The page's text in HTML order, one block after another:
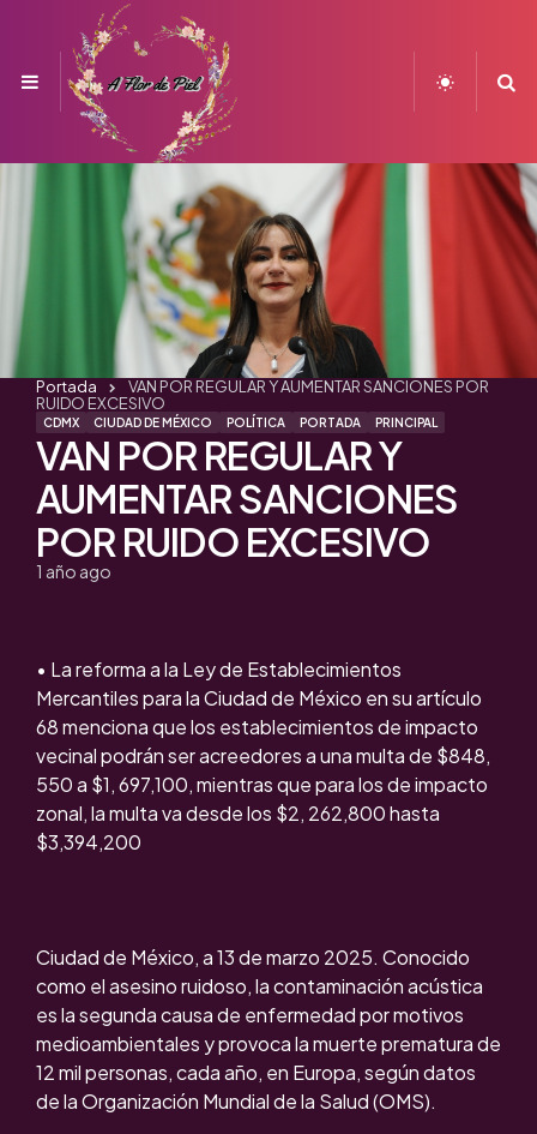
Menu
CDMX CIUDAD DE MÉXICO POLÍTICA PORTADA PRINCIPAL
VAN POR REGULAR Y
AUMENTAR SANCIONES
POR RUIDO EXCESIVO
1 año ago
Portada
VAN POR REGULAR Y AUMENTAR SANCIONES POR
RUIDO EXCESIVO
• La reforma a la Ley de Establecimientos
Mercantiles para la Ciudad de México en su artículo
68 menciona que los establecimientos de impacto
vecinal podrán ser acreedores a una multa de $848,
550 a $1, 697,100, mientras que para los de impacto
zonal, la multa va desde los $2, 262,800 hasta
$3,394,200
Ciudad de México, a 13 de marzo 2025. Conocido
como el asesino ruidoso, la contaminación acústica
es la segunda causa de enfermedad por motivos
medioambientales y provoca la muerte prematura de
12 mil personas, cada año, en Europa, según datos
de la Organización Mundial de la Salud (OMS).